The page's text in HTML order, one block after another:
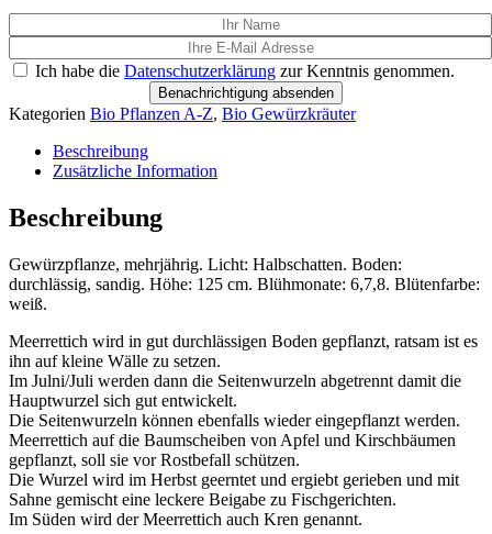
Ich habe die Datenschutzerklärung zur Kenntnis genommen.
Benachrichtigung absenden
Kategorien Bio Pflanzen A-Z, Bio Gewürzkräuter
Beschreibung
Zusätzliche Information
Beschreibung
Gewürzpflanze, mehrjährig. Licht: Halbschatten. Boden:
durchlässig, sandig. Höhe: 125 cm. Blühmonate: 6,7,8. Blütenfarbe:
weiß.
Meerrettich wird in gut durchlässigen Boden gepflanzt, ratsam ist es
ihn auf kleine Wälle zu setzen.
Im Julni/Juli werden dann die Seitenwurzeln abgetrennt damit die
Hauptwurzel sich gut entwickelt.
Die Seitenwurzeln können ebenfalls wieder eingepflanzt werden.
Meerrettich auf die Baumscheiben von Apfel und Kirschbäumen
gepflanzt, soll sie vor Rostbefall schützen.
Die Wurzel wird im Herbst geerntet und ergiebt gerieben und mit
Sahne gemischt eine leckere Beigabe zu Fischgerichten.
Im Süden wird der Meerrettich auch Kren genannt.